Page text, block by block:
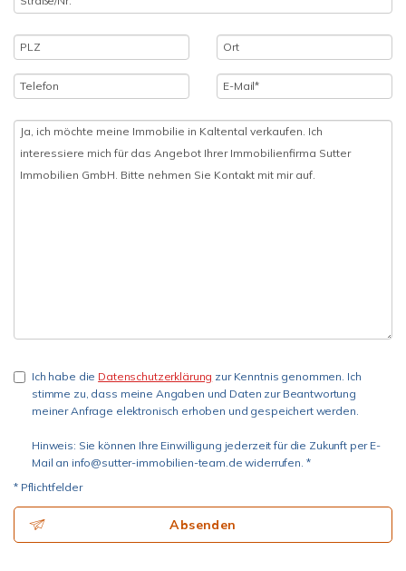
Ich habe die Datenschutzerklärung zur Kenntnis genommen. Ich
stimme zu, dass meine Angaben und Daten zur Beantwortung
meiner Anfrage elektronisch erhoben und gespeichert werden.
Hinweis: Sie können Ihre Einwilligung jederzeit für die Zukunft per E-
Mail an info@sutter-immobilien-team.de widerrufen. *
* Pflichtfelder
Absenden